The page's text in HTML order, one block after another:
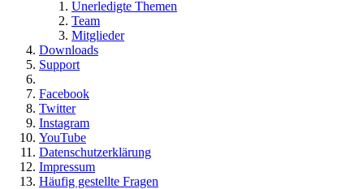
Unerledigte Themen
Team
Mitglieder
Downloads
Support
Facebook
Twitter
Instagram
YouTube
Datenschutzerklärung
Impressum
Häufig gestellte Fragen